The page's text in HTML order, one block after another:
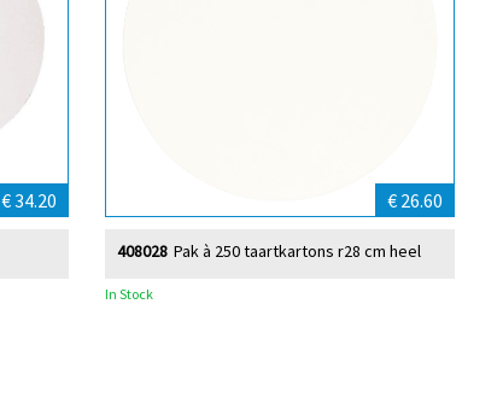
€ 34.20 € 26.60
Pak à 250 taartkartons r28 cm heel
408028
In Stock